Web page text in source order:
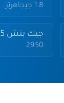
1.8 جيجاهرتز
جيك بنش 5
2950